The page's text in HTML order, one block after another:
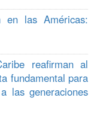
en las Américas:
reafirman al
fundamental para
las generaciones